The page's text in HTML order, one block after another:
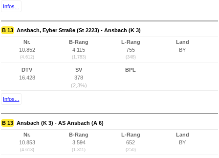
Infos...
B 13 Ansbach, Eyber Straße (St 2223) - Ansbach (K 3)
Nr.
10.852
(4.612)
B-Rang
4.115
(1.783)
L-Rang
755
(348)
Land
BY
DTV
16.428
SV
378
(2,3%)
BPL
Infos...
B 13 Ansbach (K 3) - AS Ansbach (A 6)
Nr.
10.853
(4.613)
B-Rang
3.594
(1.311)
L-Rang
652
(250)
Land
BY